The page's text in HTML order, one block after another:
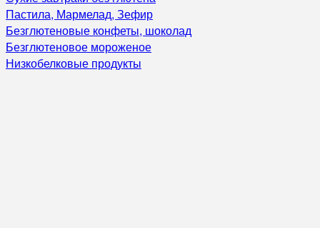
Пастила, Мармелад, Зефир
Безглютеновые конфеты, шоколад
Безглютеновое мороженое
Низкобелковые продукты